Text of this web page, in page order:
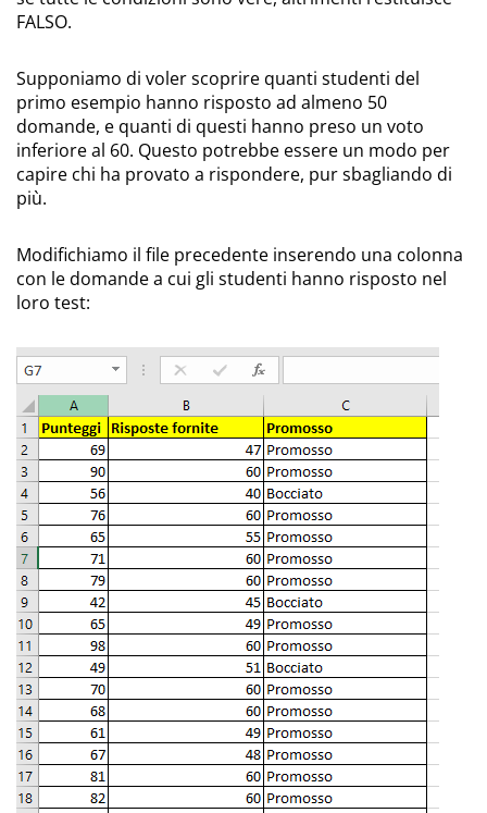
FALSO.
Supponiamo di voler scoprire quanti studenti del
primo esempio hanno risposto ad almeno 50
domande, e quanti di questi hanno preso un voto
inferiore al 60. Questo potrebbe essere un modo per
capire chi ha provato a rispondere, pur sbagliando di
più.
Modifichiamo il file precedente inserendo una colonna
con le domande a cui gli studenti hanno risposto nel
loro test: